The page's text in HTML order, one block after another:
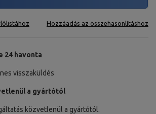
Hozzáadás az összehasonlításhoz
24 havonta
visszaküldés
a gyártótól
közvetlenül a gyártótól.